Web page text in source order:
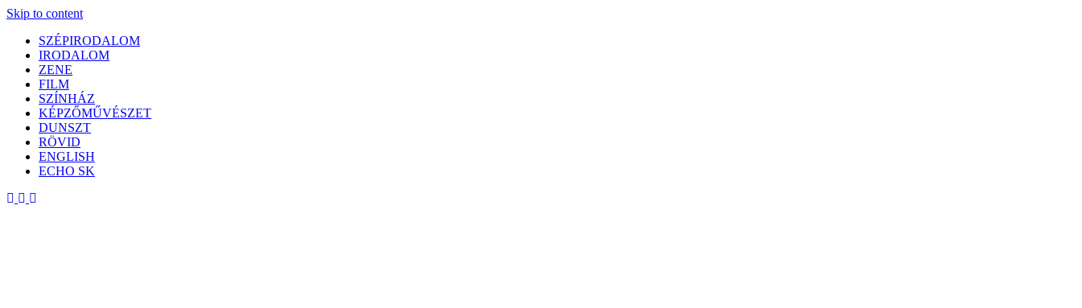
Skip to content
SZÉPIRODALOM
IRODALOM
ZENE
FILM
SZÍNHÁZ
KÉPZŐMŰVÉSZET
DUNSZT
RÖVID
ENGLISH
ECHO SK